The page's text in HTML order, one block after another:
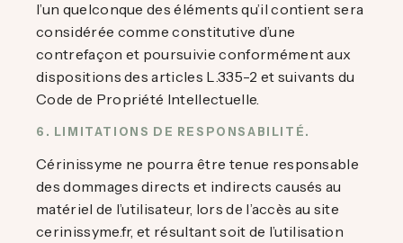
l’un quelconque des éléments qu’il contient sera
considérée comme constitutive d’une
contrefaçon et poursuivie conformément aux
dispositions des articles L.335-2 et suivants du
Code de Propriété Intellectuelle.
6. LIMITATIONS DE RESPONSABILITÉ.
Cérinissyme ne pourra être tenue responsable
des dommages directs et indirects causés au
matériel de l’utilisateur, lors de l’accès au site
cerinissyme.fr, et résultant soit de l’utilisation